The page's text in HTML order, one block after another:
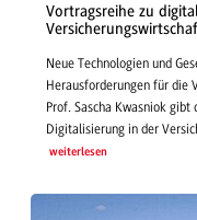
Vortragsreihe zu
Neue Technologien und
Herausforderungen für die
Prof. Sascha Kwasniok
Digitalisierung in der
weiterlesen